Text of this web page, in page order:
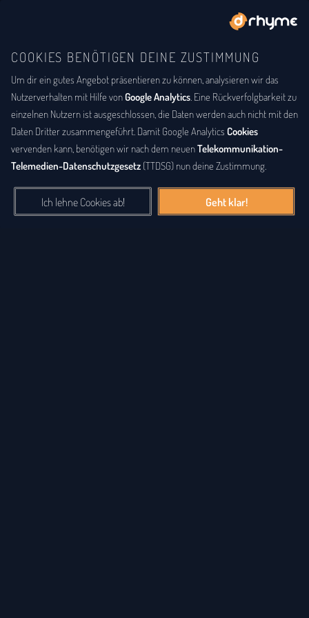
COOKIES BENÖTIGEN DEINE ZUSTIMMUNG
Um dir ein gutes Angebot präsentieren zu können, analysieren wir das
Nutzerverhalten mit Hilfe vonGoogle Analytics. Eine Rückverfolgbarkeit zu
einzelnen Nutzern ist ausgeschlossen, die Daten werden auch nicht mit den
Daten Dritter zusammengeführt. Damit Google Analytics Cookies
vervenden kann, benötigen wir nach dem neuenTelekommunikation-
Telemedien-Datenschutzgesetz (TTDSG) nun deine Zustimmung.
Ich lehne Cookies ab! Geht klar!
DU BIST DER LYRIKER
Gesammelte Lyrik
Eine große Sammlung an Gedichten, Lyriken, Songtexten, Raps
und anderen Werken. Die gesammelteLyrikder letzten Jahre,
alphabetisch nach Nutzernamen sortiert, findest du hier. Sei auch
Songtexte und Poesie.